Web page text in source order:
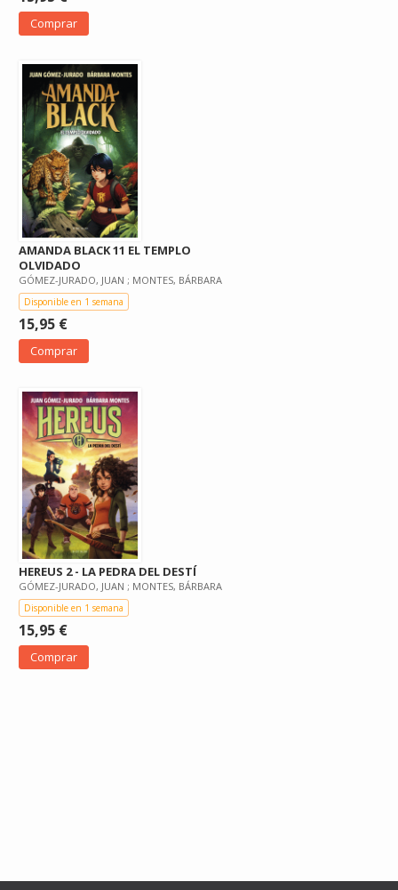
Comprar
AMANDA BLACK 11 EL TEMPLO
OLVIDADO
GÓMEZ-JURADO, JUAN ; MONTES, BÁRBARA
Disponible en 1 semana
15,95 €
Comprar
HEREUS 2 - LA PEDRA DEL DESTÍ
GÓMEZ-JURADO, JUAN ; MONTES, BÁRBARA
Disponible en 1 semana
15,95 €
Comprar